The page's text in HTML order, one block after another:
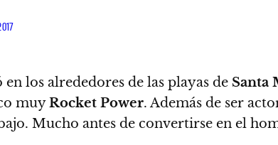
en los alrededores de las playas de Santa
muyRocket Power. Además de ser
Mucho antes de convertirse en el